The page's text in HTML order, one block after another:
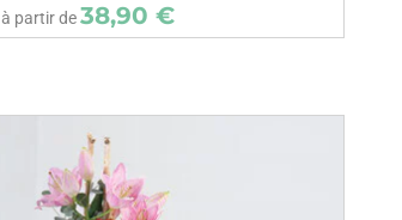
à partir de38,90 €